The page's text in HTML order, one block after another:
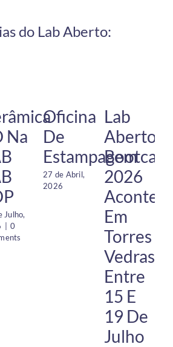
do Lab Aberto:
Na
Julho,
| 0
Oficina
De
Estampagem
27 de Abril,
2026
Lab
Aberto
2026
Em
Torres
Vedras
Entre
15 E
19 De
Julho